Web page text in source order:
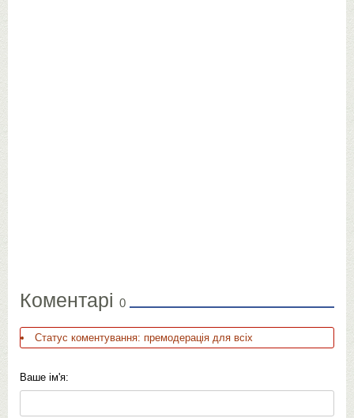
Коментарі 0
Статус коментування: премодерація для всіх
Ваше ім'я: